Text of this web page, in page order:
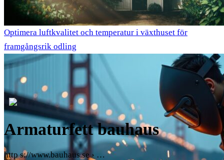
Optimera luftkvalitet och temperatur i växthuset för
framgångsrik odling
Armaturfett bauhaus
http s://www.bauhaus.se › …